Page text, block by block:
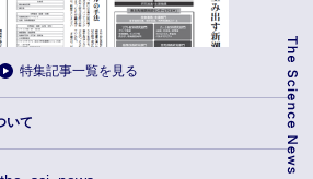
特集記事一覧を見る
いて